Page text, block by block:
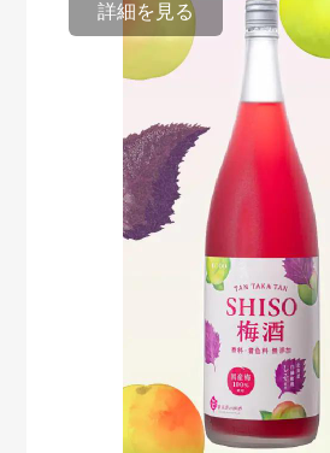
詳細を見る